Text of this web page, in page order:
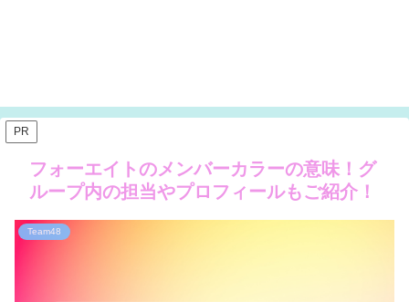
PR
フォーエイトのメンバーカラーの意味！グ
ループ内の担当やプロフィールもご紹介！
Team48